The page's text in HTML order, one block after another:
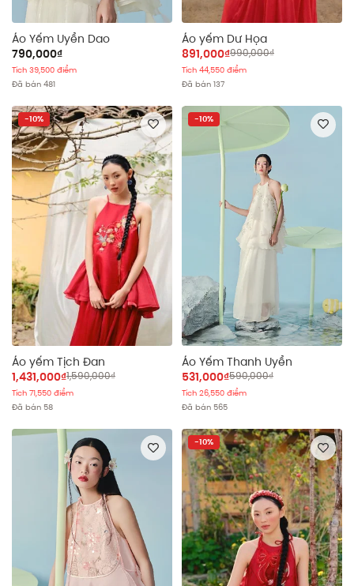
Áo Yếm Uyển Dao
790,000₫
Tích 39,500 điểm
Đã bán 481
Áo yếm Dư Họa
891,000₫990,000₫
Tích 44,550 điểm
Đã bán 137
-10%
Áo yếm Tịch Đan
1,431,000₫1,590,000₫
Tích 71,550 điểm
Đã bán 58
-10%
Áo Yếm Thanh Uyển
531,000₫590,000₫
Tích 26,550 điểm
Đã bán 565
-10%